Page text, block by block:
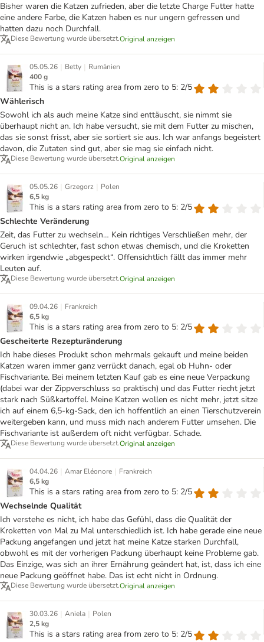
Bisher waren die Katzen zufrieden, aber die letzte Charge Futter hatte
eine andere Farbe, die Katzen haben es nur ungern gefressen und
hatten dazu noch Durchfall.
Diese Bewertung wurde übersetzt.Original anzeigen
05.05.26 | Betty | Rumänien
400 g
This is a stars rating area from zero to 5: 2/5
Wählerisch
Sowohl ich als auch meine Katze sind enttäuscht, sie nimmt sie
überhaupt nicht an. Ich habe versucht, sie mit dem Futter zu mischen,
das sie sonst frisst, aber sie sortiert sie aus. Ich war anfangs begeistert
davon, die Zutaten sind gut, aber sie mag sie einfach nicht.
Diese Bewertung wurde übersetzt.Original anzeigen
05.05.26 | Grzegorz | Polen
6,5 kg
This is a stars rating area from zero to 5: 2/5
Schlechte Veränderung
Zeit, das Futter zu wechseln… Kein richtiges Verschließen mehr, der
Geruch ist schlechter, fast schon etwas chemisch, und die Kroketten
wirken irgendwie „abgespeckt“. Offensichtlich fällt das immer mehr
Leuten auf.
Diese Bewertung wurde übersetzt.Original anzeigen
09.04.26 | Frankreich
6,5 kg
This is a stars rating area from zero to 5: 2/5
Gescheiterte Rezepturänderung
Ich habe dieses Produkt schon mehrmals gekauft und meine beiden
Katzen waren immer ganz verrückt danach, egal ob Huhn- oder
Fischvariante. Bei meinem letzten Kauf gab es eine neue Verpackung
(dabei war der Zippverschluss so praktisch) und das Futter riecht jetzt
stark nach Süßkartoffel. Meine Katzen wollen es nicht mehr, jetzt sitze
ich auf einem 6,5-kg-Sack, den ich hoffentlich an einen Tierschutzverein
weitergeben kann, und muss mich nach anderem Futter umsehen. Die
Fischvariante ist außerdem oft nicht verfügbar. Schade.
Diese Bewertung wurde übersetzt.Original anzeigen
04.04.26 | Amar Eléonore | Frankreich
6,5 kg
This is a stars rating area from zero to 5: 2/5
Wechselnde Qualität
Ich verstehe es nicht, ich habe das Gefühl, dass die Qualität der
Kroketten von Mal zu Mal unterschiedlich ist. Ich habe gerade eine neue
Packung angefangen und jetzt hat meine Katze starken Durchfall,
obwohl es mit der vorherigen Packung überhaupt keine Probleme gab.
Das Einzige, was sich an ihrer Ernährung geändert hat, ist, dass ich eine
neue Packung geöffnet habe. Das ist echt nicht in Ordnung.
Diese Bewertung wurde übersetzt.Original anzeigen
30.03.26 | Aniela | Polen
2,5 kg
This is a stars rating area from zero to 5: 2/5